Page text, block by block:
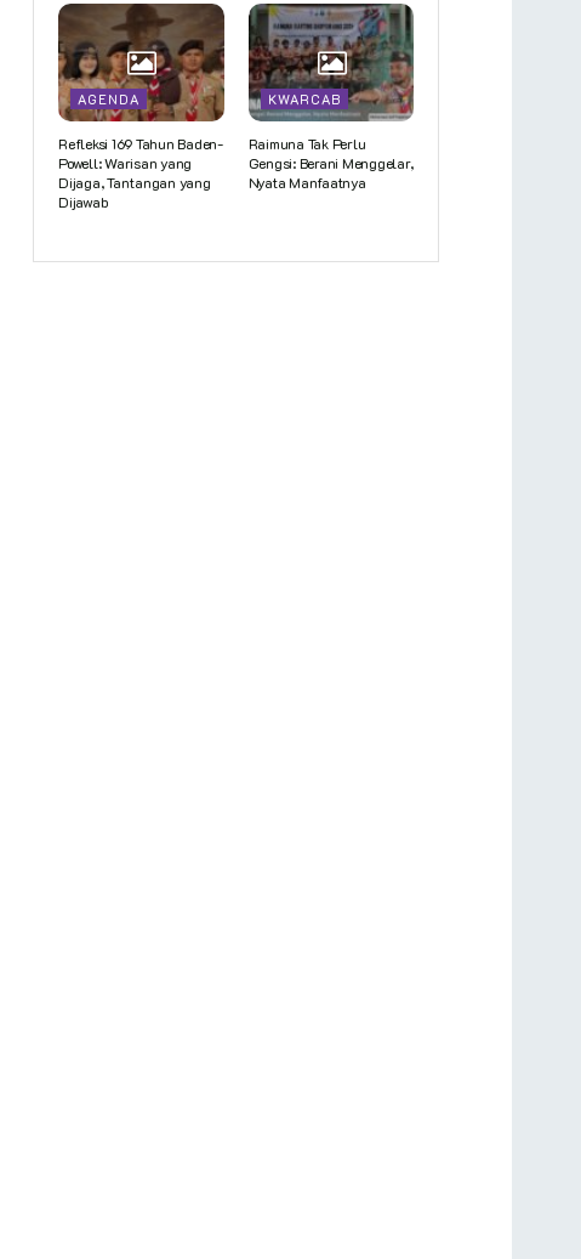
AGENDA
Refleksi 169 Tahun Baden-
Powell: Warisan yang
Dijaga, Tantangan yang
Dijawab
KWARCAB
Raimuna Tak Perlu
Gengsi: Berani Menggelar,
Nyata Manfaatnya